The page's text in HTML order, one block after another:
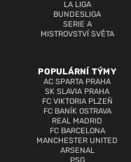
LA LIGA
BUNDESLIGA
SERIE A
MISTROVSTVÍ SVĚTA
POPULÁRNÍ TÝMY
AC SPARTA PRAHA
SK SLAVIA PRAHA
FC VIKTORIA PLZEŇ
FC BANÍK OSTRAVA
REAL MADRID
FC BARCELONA
MANCHESTER UNITED
ARSENAL